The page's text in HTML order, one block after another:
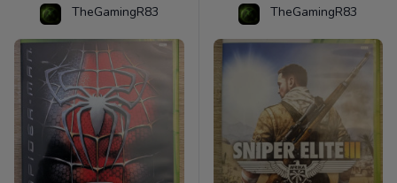
TheGamingR83 TheGamingR83